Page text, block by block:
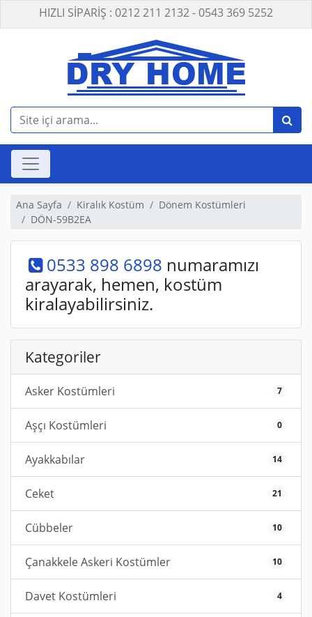
HIZLI SİPARİŞ : 0212 211 2132 - 0543 369 5252
Ana Sayfa Kiralık Kostüm
Dönem Kostümleri
DÖN-59B2EA
0533 898 6898 numaramızı
arayarak, hemen, kostüm
kiralayabilirsiniz.
Kategoriler
Asker Kostümleri 7
Aşçı Kostümleri 0
Ayakkabılar 14
Ceket 21
Cübbeler 10
Çanakkele Askeri Kostümler 10
Davet Kostümleri 4